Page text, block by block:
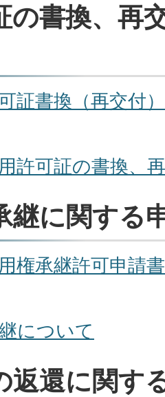
の書換、再
可証書換（再交付
許可証の書換、
継に関する
用権承継許可申請
について
返還に関す